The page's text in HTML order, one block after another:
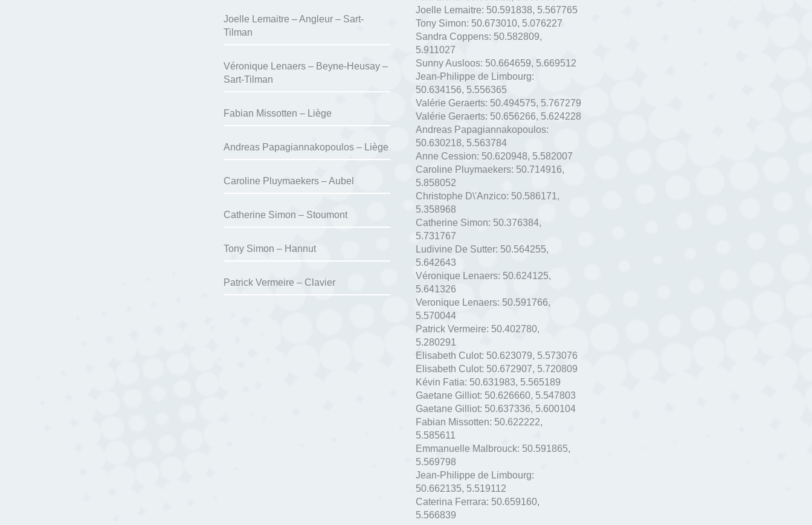
Joelle Lemaitre – Angleur – Sart-
Tilman
Véronique Lenaers – Beyne-Heusay –
Sart-Tilman
Fabian Missotten – Liège
Andreas Papagiannakopoulos – Liège
Caroline Pluymaekers – Aubel
Catherine Simon – Stoumont
Tony Simon – Hannut
Patrick Vermeire – Clavier
Joelle Lemaitre: 50.591838, 5.567765
Tony Simon: 50.673010, 5.076227
Sandra Coppens: 50.582809,
5.911027
Sunny Ausloos: 50.664659, 5.669512
Jean-Philippe de Limbourg:
50.634156, 5.556365
Valérie Geraerts: 50.494575, 5.767279
Valérie Geraerts: 50.656266, 5.624228
Andreas Papagiannakopoulos:
50.630218, 5.563784
Anne Cession: 50.620948, 5.582007
Caroline Pluymaekers: 50.714916,
5.858052
Christophe D\'Anzico: 50.586171 ,
5.358968
Catherine Simon: 50.376384,
5.731767
Ludivine De Sutter: 50.564255,
5.642643
Véronique Lenaers: 50.624125,
5.641326
Veronique Lenaers: 50.591766,
5.570044
Patrick Vermeire: 50.402780,
5.280291
Elisabeth Culot: 50.623079, 5.573076
Elisabeth Culot: 50.672907, 5.720809
Kévin Fatia: 50.631983, 5.565189
Gaetane Gilliot: 50.626660, 5.547803
Gaetane Gilliot: 50.637336, 5.600104
Fabian Missotten: 50.622222,
5.585611
Emmanuelle Malbrouck: 50.591865,
5.569798
Jean-Philippe de Limbourg:
50.662135, 5.519112
Caterina Ferrara: 50.659160,
5.566839